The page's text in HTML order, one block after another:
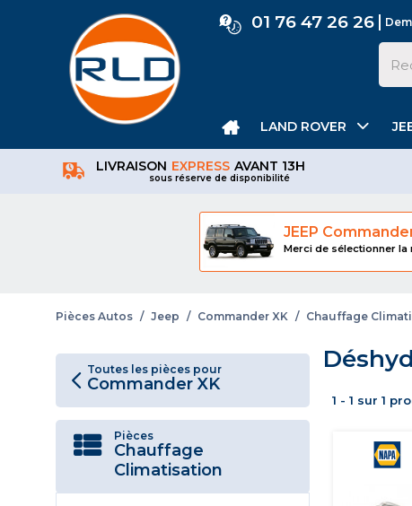
01 76 47 26 26
LAND ROVER
LIVRAISON EXPRESS AVANT 13H
sous réserve de disponibilité
JEEP
Merci de sélectionner
Pièces Autos / Jeep / Commander XK / Chauffage
Toutes les pièces pour
Commander XK
Pièces
Chauffage
Climatisation
1 - 1 sur 1